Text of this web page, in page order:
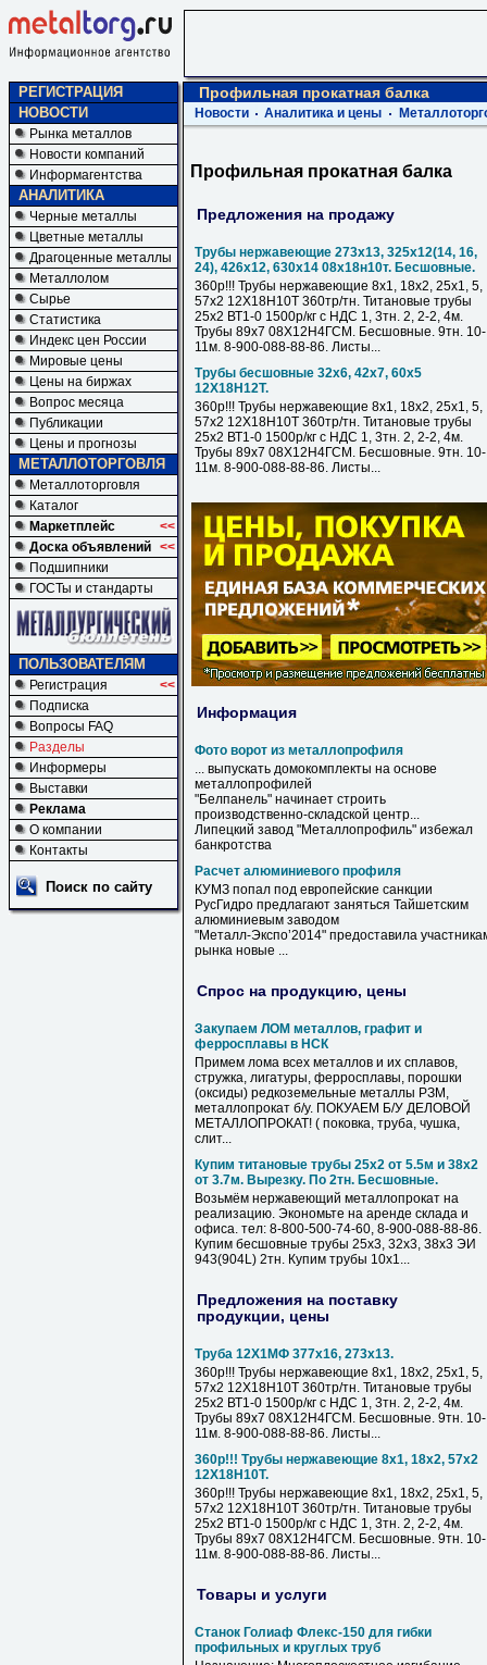
РЕГИСТРАЦИЯ
НОВОСТИ
Рынка металлов
Новости компаний
Информагентства
АНАЛИТИКА
Черные металлы
Цветные металлы
Драгоценные металлы
Металлолом
Сырье
Статистика
Индекс цен России
Мировые цены
Цены на биржах
Вопрос месяца
Публикации
Цены и прогнозы
МЕТАЛЛОТОРГОВЛЯ
Металлоторговля
Каталог
Маркетплейс
<<
Доска объявлений <<
Подшипники
ГОСТы и стандарты
ПОЛЬЗОВАТЕЛЯМ
Регистрация
<<
Подписка
Вопросы FAQ
Разделы
Информеры
Выставки
Реклама
О компании
Контакты
Поиск по сайту
Профильная прокатная балка
Новости Аналитика и цены
Профильная прокатная балка
Предложения на продажу
Трубы нержавеющие 273х13, 325х12(14, 16,
24), 426х12, 630х14 08х18н10т. Бесшовные.
360р!!! Трубы нержавеющие 8х1, 18х2, 25х1, 5,
57х2 12Х18Н10Т 360тр/тн. Титановые трубы
25х2 ВТ1-0 1500р/кг с НДС 1, 3тн. 2, 2-2, 4м.
Трубы 89х7 08Х12Н4ГСМ. Бесшовные. 9тн. 10-
11м. 8-900-088-88-86. Листы...
Трубы бесшовные 32х6, 42х7, 60х5
12Х18Н12Т.
360р!!! Трубы нержавеющие 8х1, 18х2, 25х1, 5,
57х2 12Х18Н10Т 360тр/тн. Титановые трубы
25х2 ВТ1-0 1500р/кг с НДС 1, 3тн. 2, 2-2, 4м.
Трубы 89х7 08Х12Н4ГСМ. Бесшовные. 9тн. 10-
11м. 8-900-088-88-86. Листы...
Информация
Фото ворот из металлопрофиля
... выпускать домокомплекты на основе
металлопрофилей
"Белпанель" начинает строить
производственно-складской центр...
Липецкий завод "Металлопрофиль" избежал
банкротства
Расчет алюминиевого профиля
КУМЗ попал под европейские санкции
РусГидро предлагают заняться Тайшетским
алюминиевым заводом
"Металл-Экспо’2014" предоставила
рынка новые ...
Спрос на продукцию, цены
Закупаем ЛОМ металлов, графит и
ферросплавы в НСК
Примем лома всех металлов и их сплавов,
стружка, лигатуры, ферросплавы, порошки
(оксиды) редкоземельные металлы РЗМ,
металлопрокат б/у. ПОКУАЕМ Б/У ДЕЛОВОЙ
МЕТАЛЛОПРОКАТ! ( поковка, труба, чушка,
слит...
Купим титановые трубы 25х2 от 5.5м и 38х2
от 3.7м. Вырезку. По 2тн. Бесшовные.
Возьмём нержавеющий металлопрокат на
реализацию. Экономьте на аренде склада и
офиса. тел: 8-800-500-74-60, 8-900-088-88-86.
Купим бесшовные трубы 25х3, 32х3, 38х3 ЭИ
943(904L) 2тн. Купим трубы 10х1...
Предложения на поставку
продукции, цены
Труба 12Х1МФ 377х16, 273х13.
360р!!! Трубы нержавеющие 8х1, 18х2, 25х1, 5,
57х2 12Х18Н10Т 360тр/тн. Титановые трубы
25х2 ВТ1-0 1500р/кг с НДС 1, 3тн. 2, 2-2, 4м.
Трубы 89х7 08Х12Н4ГСМ. Бесшовные. 9тн. 10-
11м. 8-900-088-88-86. Листы...
360р!!! Трубы нержавеющие 8х1, 18х2, 57х2
12Х18Н10Т.
360р!!! Трубы нержавеющие 8х1, 18х2, 25х1, 5,
57х2 12Х18Н10Т 360тр/тн. Титановые трубы
25х2 ВТ1-0 1500р/кг с НДС 1, 3тн. 2, 2-2, 4м.
Трубы 89х7 08Х12Н4ГСМ. Бесшовные. 9тн. 10-
11м. 8-900-088-88-86. Листы...
Товары и услуги
Станок Голиаф Флекс-150 для гибки
профильных и круглых труб